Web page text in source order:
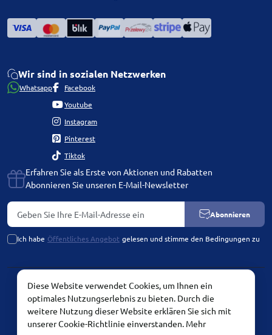
Wir sind in sozialen Netzwerken
Whatsapp Facebook
Youtube
Instagram
Pinterest
Tiktok
Erfahren Sie als Erste von Aktionen und Rabatten
Abonnieren Sie unseren E-Mail-Newsletter
Abonnieren
Ich habe Öffentliches Angebot gelesen und stimme den Bedingungen zu
PLATINUM by Chetvertinovskaya Liubov © 2026
Diese Website verwendet Cookies, um Ihnen ein
optimales Nutzungserlebnis zu bieten. Durch die
weitere Nutzung dieser Website erklären Sie sich mit
unserer Cookie-Richtlinie einverstanden. Mehr